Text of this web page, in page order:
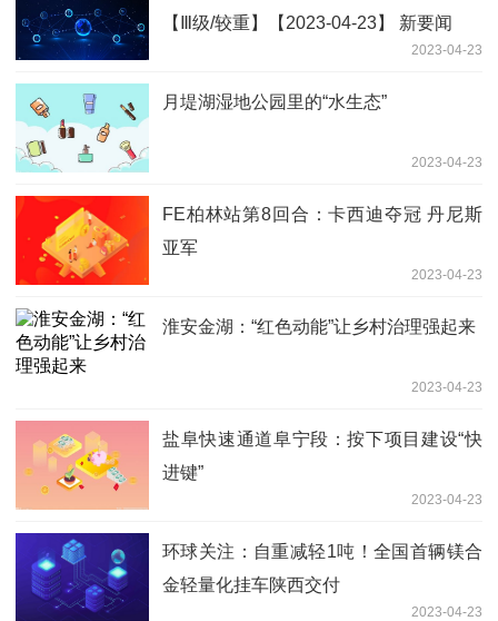
【Ⅲ级/较重】【2023-04-23】 新要闻
2023-04-23
月堤湖湿地公园里的“水生态”
2023-04-23
FE柏林站第8回合：卡西迪夺冠 丹尼斯
亚军
2023-04-23
淮安金湖：“红色动能”让乡村治理强起来
2023-04-23
盐阜快速通道阜宁段：按下项目建设“快
进键”
2023-04-23
环球关注：自重减轻1吨！全国首辆镁合
金轻量化挂车陕西交付
2023-04-23